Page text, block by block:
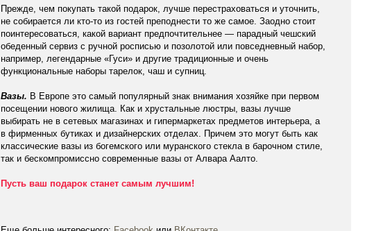
Прежде, чем покупать такой подарок, лучше перестраховаться и уточнить,
не собирается ли кто-то из гостей преподнести то же самое. Заодно стоит
поинтересоваться, какой вариант предпочтительнее — парадный чешский
обеденный сервиз с ручной росписью и позолотой или повседневный набор,
например, легендарные «Гуси» и другие традиционные и очень
функциональные наборы тарелок, чаш и супниц.
Вазы. В Европе это самый популярный знак внимания хозяйке при первом
посещении нового жилища. Как и хрустальные люстры, вазы лучше
выбирать не в сетевых магазинах и гипермаркетах предметов интерьера, а
в фирменных бутиках и дизайнерских отделах. Причем это могут быть как
классические вазы из богемского или муранского стекла в барочном стиле,
так и бескомпромиссно современные вазы от Алвара Аалто.
Пусть ваш подарок станет самым лучшим!